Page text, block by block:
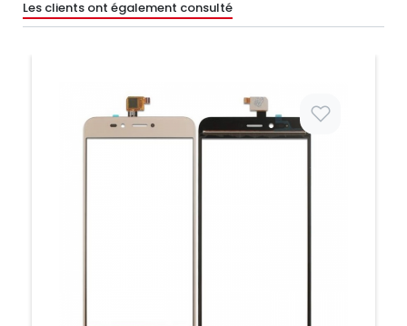
Les clients ont également consulté